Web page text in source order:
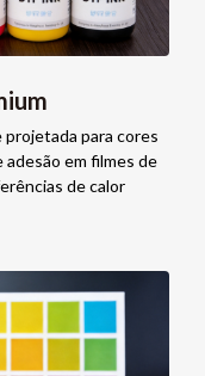
para cores
em filmes de
de calor